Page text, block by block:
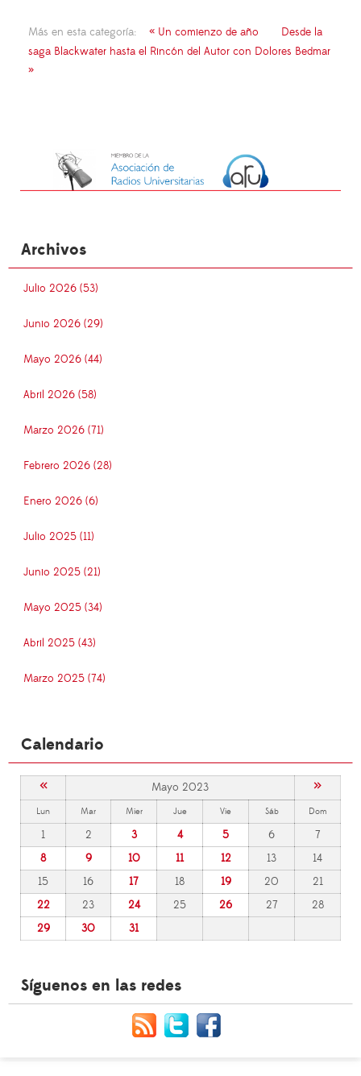
Más en esta categoría: « Un comienzo de año
Desde la
saga Blackwater hasta el Rincón del Autor con Dolores Bedmar
»
Archivos
Julio 2026 (53)
Junio 2026 (29)
Mayo 2026 (44)
Abril 2026 (58)
Marzo 2026 (71)
Febrero 2026 (28)
Enero 2026 (6)
Julio 2025 (11)
Junio 2025 (21)
Mayo 2025 (34)
Abril 2025 (43)
Marzo 2025 (74)
Calendario
« Mayo 2023 »
Lun Mar Mier Jue Vie Sáb Dom
1 2 3 4 5 6
7
8
9 10 11 12 13
14
15
16 17 18 19 20
21
22
23 24 25 26 27
28
29
30 31
Síguenos en las redes